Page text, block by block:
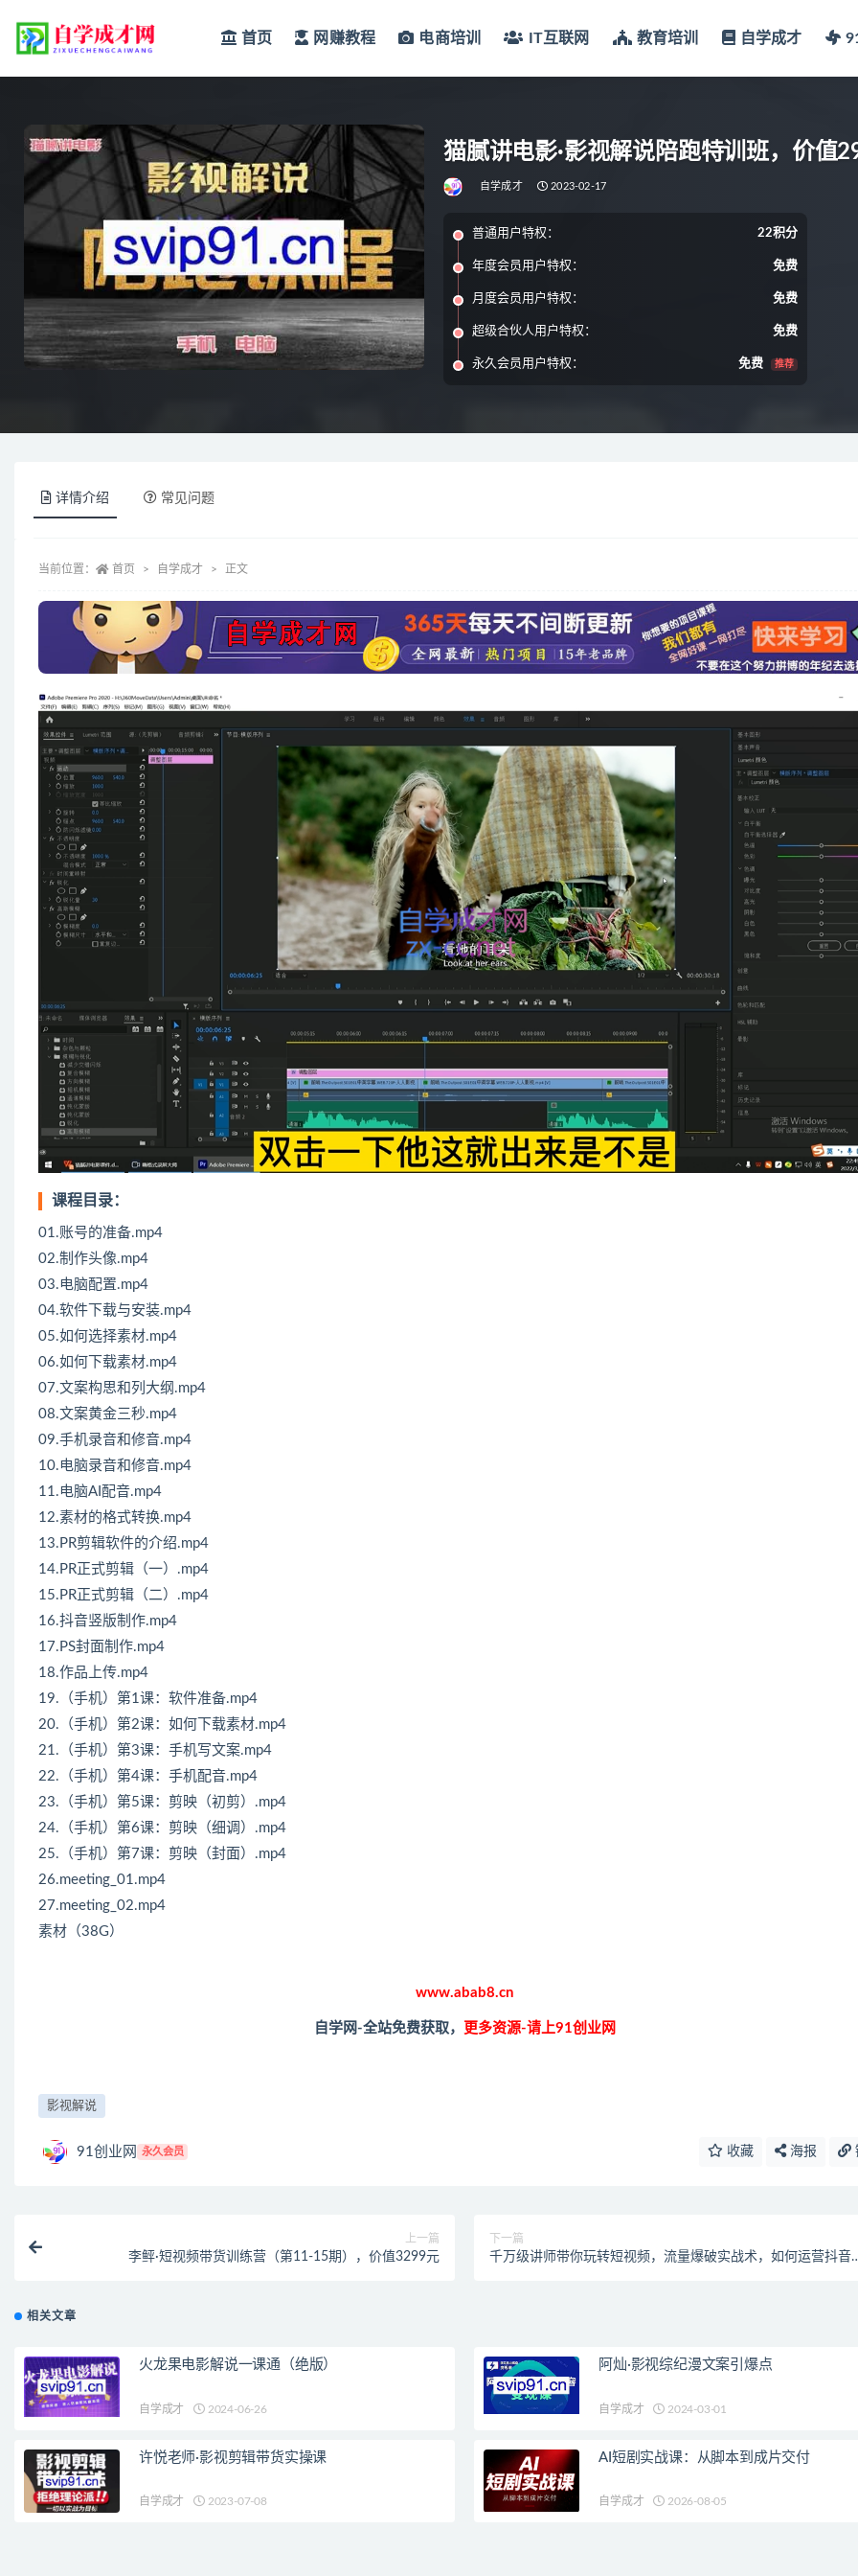
首页 网赚教程 电商培训 IT互联网 教育培训 自学成才
猫腻讲电影·影视解说陪跑特训班，价值
自学成才 2023-02-17
普通用户特权： 22积分
年度会员用户特权： 免费
月度会员用户特权： 免费
超级合伙人用户特权： 免费
永久会员用户特权： 免费 推荐
详情介绍 常见问题
当前位置： 首页 自学成才 正文
课程目录：
01.账号的准备.mp4
02.制作头像.mp4
03.电脑配置.mp4
04.软件下载与安装.mp4
05.如何选择素材.mp4
06.如何下载素材.mp4
07.文案构思和列大纲.mp4
08.文案黄金三秒.mp4
09.手机录音和修音.mp4
10.电脑录音和修音.mp4
11.电脑AI配音.mp4
12.素材的格式转换.mp4
13.PR剪辑软件的介绍.mp4
14.PR正式剪辑（一）.mp4
15.PR正式剪辑（二）.mp4
16.抖音竖版制作.mp4
17.PS封面制作.mp4
18.作品上传.mp4
19.（手机）第1课：软件准备.mp4
20.（手机）第2课：如何下载素材.mp4
21.（手机）第3课：手机写文案.mp4
22.（手机）第4课：手机配音.mp4
23.（手机）第5课：剪映（初剪）.mp4
24.（手机）第6课：剪映（细调）.mp4
25.（手机）第7课：剪映（封面）.mp4
26.meeting_01.mp4
27.meeting_02.mp4
素材（38G）
www.abab8.cn
自学网-全站免费获取， 更多资源-请上91创业网
影视解说
91创业网 永久会员 收藏 海报
上一篇
李鲆·短视频带货训练营（第11-15期），价值3299元
下一篇
千万级讲师带你玩转短视频，流量爆破实战术，如何运营抖音
相关文章
火龙果电影解说一课通（绝版）
自学成才 2024-06-26
阿灿·影视综纪漫文案引爆点
自学成才 2024-03-01
许悦老师·影视剪辑带货实操课
自学成才 2023-07-08
AI短剧实战课：从脚本到成片交付
自学成才 2026-08-05